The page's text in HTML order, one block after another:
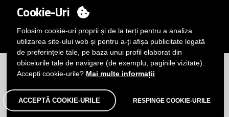
Politica de management intern
Vrei să devii client?
TRIMITEȚI-NE UN EMAIL
© Roly 2026. Toate drepturile rezervate.
Limitări |Politica de confidențialitate|Politica de Cookie-uri|
Notă legală|Harta site-ului
Cookie-Uri
Folosim cookie-uri proprii și de la terți pentru a analiza
utilizarea site-ului web și pentru a-ți afișa publicitate legată
de preferințele tale, pe baza unui profil elaborat din
obiceiurile tale de navigare (de exemplu, paginile vizitate).
Accepți cookie-urile? Mai multe informații
ACCEPTĂ COOKIE-URILE RESPINGE COOKIE-URILE